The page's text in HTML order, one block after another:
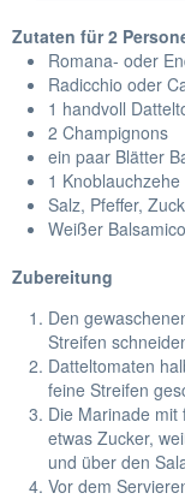
Zutaten für 2
Romana- oder
Radicchio oder
1 handvoll
2 Champignons
ein paar Blätter
1 Knoblauchzehe
Salz, Pfeffer,
Weißer
Zubereitung
Den
Streifen
Datteltomaten
feine Streifen
Die Marinade mit
etwas Zucker,
und über den
Vor dem